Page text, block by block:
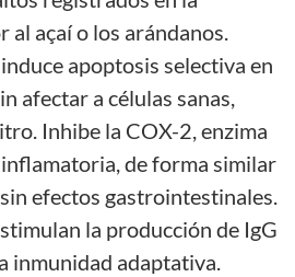
al açaí o los arándanos.
induce apoptosis selectiva en
afectar a células sanas,
Inhibe la COX-2, enzima
inflamatoria, de forma similar
efectos gastrointestinales.
la producción de IgG
inmunidad adaptativa.